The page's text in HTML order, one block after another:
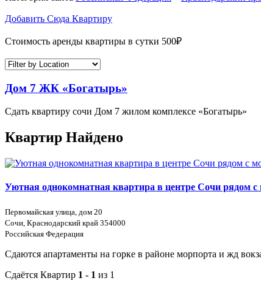
Добавить Сюда Квартиру
Стоимость аренды квартиры в сутки 500₽
Дом 7 ЖК «Богатырь»
Сдать квартиру сочи Дом 7 жилом комплексе «Богатырь»
Квартир Найдено
Уютная однокомнатная квартира в центре Сочи рядом с
Первомайская улица, дом 20
Сочи, Краснодарский край 354000
Российская Федерация
Сдаются апартаменты на горке в районе морпорта и жд
Сдаётся Квартир 1 - 1 из 1